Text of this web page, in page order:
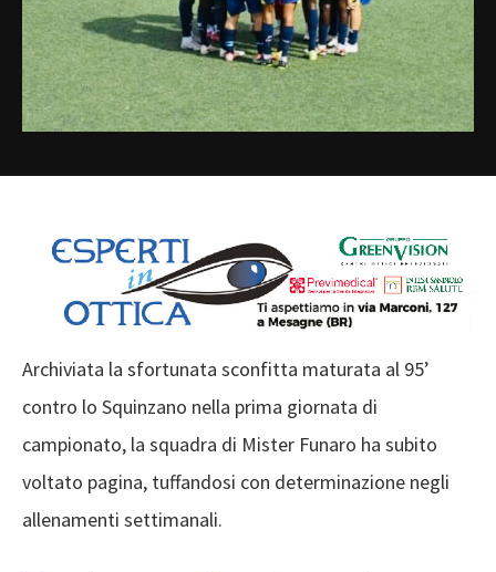
Archiviata la sfortunata sconfitta maturata al 95’
contro lo Squinzano nella prima giornata di
campionato, la squadra di Mister Funaro ha subito
voltato pagina, tuffandosi con determinazione negli
allenamenti settimanali.